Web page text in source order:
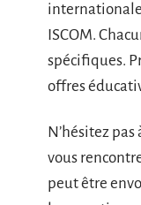
internationale
ISCOM.
spécifiques.
offres
N’hésitez
vous
peut être